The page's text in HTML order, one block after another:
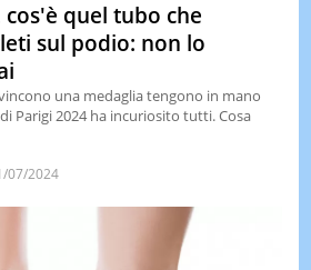
quel tubo che
sul podio: non lo
una medaglia tengono in mano
Parigi 2024 ha incuriosito tutti. Cosa
07/2024